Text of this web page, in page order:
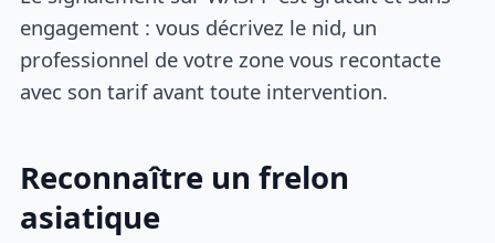
engagement : vous décrivez le nid, un
professionnel de votre zone vous recontacte
avec son tarif avant toute intervention.
Reconnaître un frelon
asiatique